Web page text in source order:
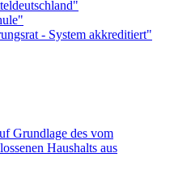
Grundlage des vom
Haushalts aus